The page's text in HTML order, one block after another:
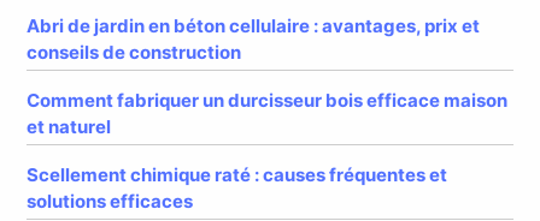
Abri de jardin en béton cellulaire : avantages, prix et
conseils de construction
Comment fabriquer un durcisseur bois efficace maison
et naturel
Scellement chimique raté : causes fréquentes et
solutions efficaces